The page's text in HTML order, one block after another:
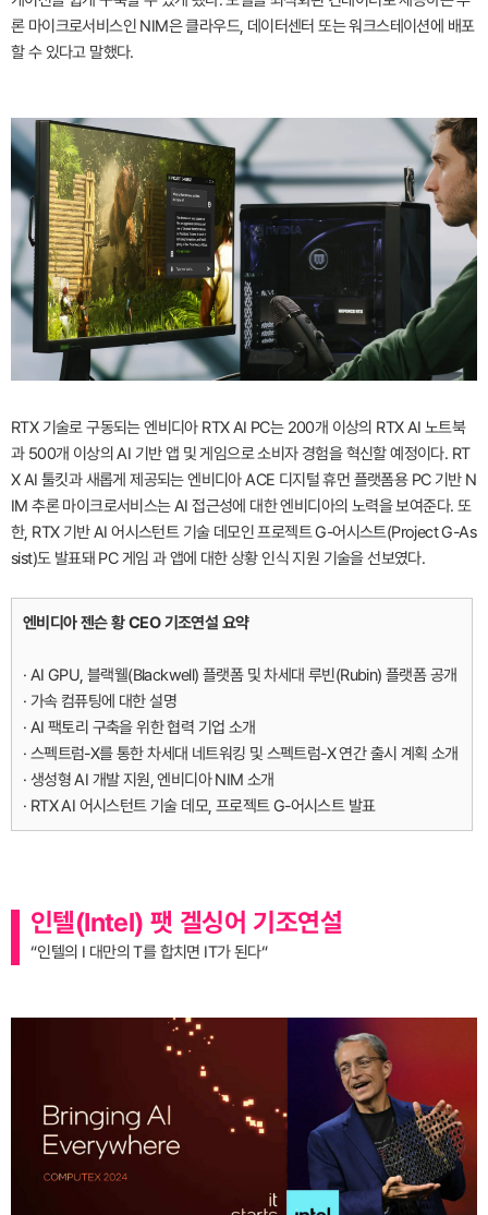
론 마이크로서비스인 NIM은 클라우드, 데이터센터 또는 워크스테이션에 배포
할 수 있다고 말했다.
RTX 기술로 구동되는 엔비디아 RTX AI PC는 200개 이상의 RTX AI 노트북
과 500개 이상의 AI 기반 앱 및 게임으로 소비자 경험을 혁신할 예정이다. RT
X AI 툴킷과 새롭게 제공되는 엔비디아 ACE 디지털 휴먼 플랫폼용 PC 기반 N
IM 추론 마이크로서비스는 AI 접근성에 대한 엔비디아의 노력을 보여준다. 또
한, RTX 기반 AI 어시스턴트 기술 데모인 프로젝트 G-어시스트(Project G-As
sist)도 발표돼 PC 게임 과 앱에 대한 상황 인식 지원 기술을 선보였다.
엔비디아 젠슨 황 CEO 기조연설 요약
· AI GPU, 블랙웰(Blackwell) 플랫폼 및 차세대 루빈(Rubin) 플랫폼 공개
· 가속 컴퓨팅에 대한 설명
· AI 팩토리 구축을 위한 협력 기업 소개
· 스펙트럼-X를 통한 차세대 네트워킹 및 스펙트럼-X 연간 출시 계획 소개
· 생성형 AI 개발 지원, 엔비디아 NIM 소개
· RTX AI 어시스턴트 기술 데모, 프로젝트 G-어시스트 발표
인텔(Intel) 팻 겔싱어 기조연설
“인텔의 I 대만의 T를 합치면 IT가 된다“